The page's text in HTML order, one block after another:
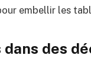
embellir les
des